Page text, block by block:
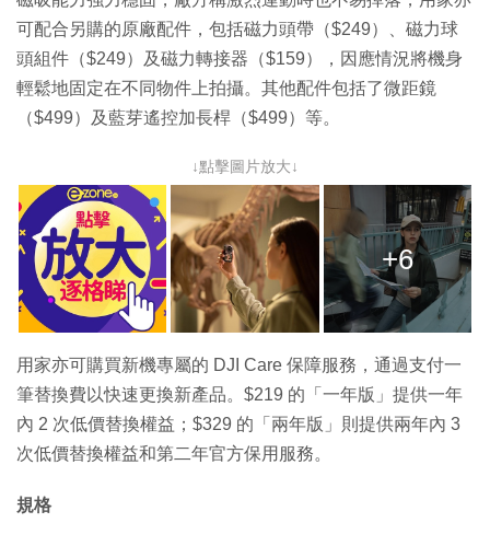
可配合另購的原廠配件，包括磁力頭帶（$249）、磁力球
頭組件（$249）及磁力轉接器（$159），因應情況將機身
輕鬆地固定在不同物件上拍攝。其他配件包括了微距鏡
（$499）及藍芽遙控加長桿（$499）等。
↓點擊圖片放大↓
+6
用家亦可購買新機專屬的 DJI Care 保障服務，通過支付一
筆替換費以快速更換新產品。$219 的「一年版」提供一年
內 2 次低價替換權益；$329 的「兩年版」則提供兩年內 3
次低價替換權益和第二年官方保用服務。
規格